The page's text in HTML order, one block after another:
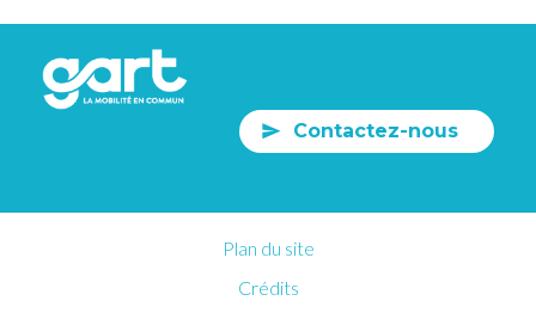
Contactez-nous
Plan du site
Crédits